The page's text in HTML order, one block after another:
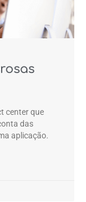
center que
das
aplicação.